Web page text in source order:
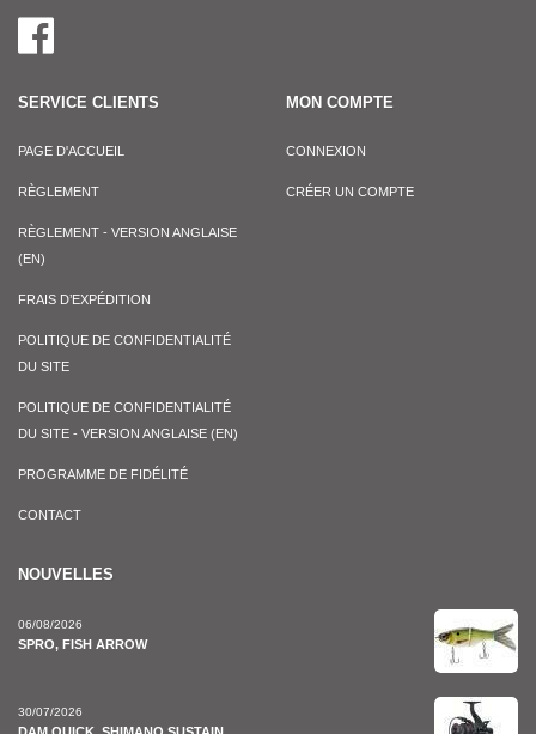
SERVICE CLIENTS
PAGE D'ACCUEIL
RÈGLEMENT
RÈGLEMENT - VERSION ANGLAISE
(EN)
FRAIS D’EXPÉDITION
POLITIQUE DE CONFIDENTIALITÉ
DU SITE
POLITIQUE DE CONFIDENTIALITÉ
DU SITE - VERSION ANGLAISE (EN)
PROGRAMME DE FIDÉLITÉ
CONTACT
MON COMPTE
CONNEXION
CRÉER UN COMPTE
NOUVELLES
06/08/2026
SPRO, FISH ARROW
30/07/2026
DAM QUICK, SHIMANO SUSTAIN